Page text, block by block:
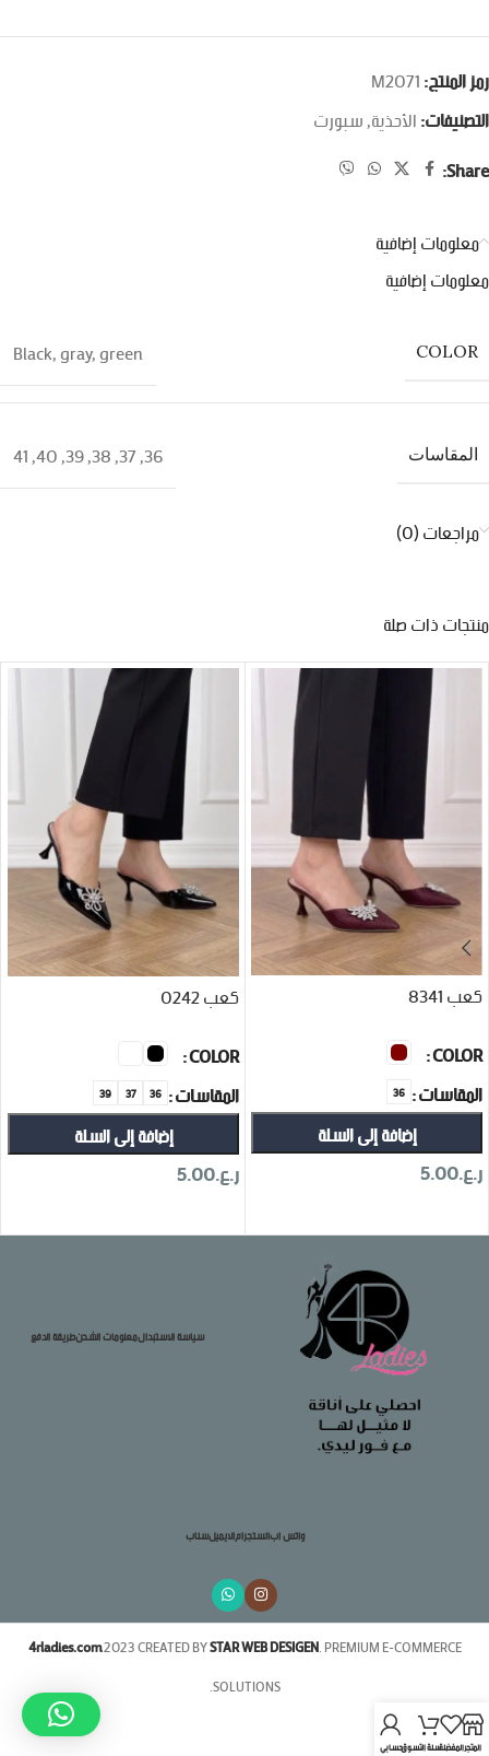
رمز المنتج:M2071
التصنيفات:الأحذية,سبورت
Share:
معلومات إضافية
معلومات إضافية
COLOR
Black,gray,green
المقاسات 36
,
37
,
38
,
39
,
40
,
41
مراجعات (0)
منتجات ذات صلة
كعب 8341
COLOR
المقاسات
36
إضافة إلى السلة
ر.ع.5.00
كعب 0242
COLOR
المقاسات
36
37
39
إضافة إلى السلة
ر.ع.5.00
سياسة الاستبدالمعلومات الشحنطريقة الدفع
واتس ابانستجرامالايميلسناب
4rladies.com2023 CREATED BYSTAR WEB DESIGEN. PREMIUM E-COMMERCE
SOLUTIONS.
المتجرالمفضلةسلة التسوقحسابي